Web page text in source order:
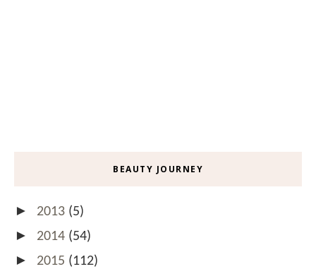
BEAUTY JOURNEY
► 2013 (5)
► 2014 (54)
► 2015 (112)